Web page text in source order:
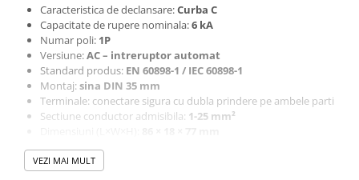
Caracteristica de declansare:Curba C
Capacitate de rupere nominala:6 kA
Numar poli: 1P
Versiune:AC – intreruptor automat
Standard produs: EN 60898-1 / IEC 60898-1
Montaj:sina DIN 35 mm
Terminale: conectare sigura cu dubla prindere pe ambele parti
Sectiune conductor admisibila: 1-25 mm²
Masa neta:~0,11 kg
Putere disipata:
VEZI MAI MULT